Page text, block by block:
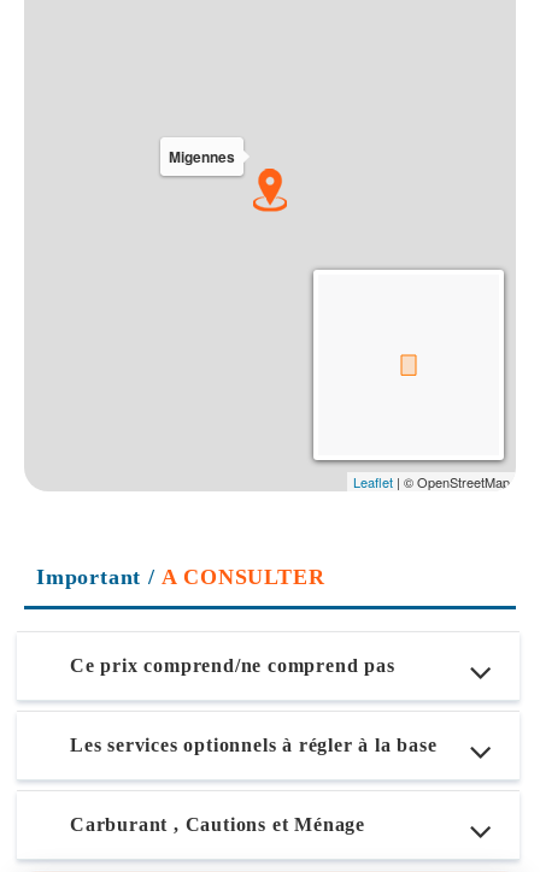
Important / A CONSULTER
Ce prix comprend/ne comprend pas
Les services optionnels à régler à la base
Carburant , Cautions et Ménage